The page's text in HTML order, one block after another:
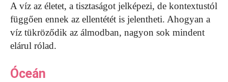
A víz az életet, a tisztaságot jelképezi, de kontextustól
függően ennek az ellentétét is jelentheti. Ahogyan a
víz tükröződik az álmodban, nagyon sok mindent
elárul rólad.
Óceán